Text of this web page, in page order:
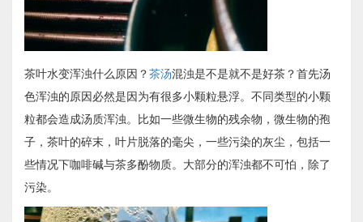
茶叶水变浑浊什么原因？茶汤混浊是不是就不是好茶？首先汤
色浑浊的原因必然是因为有很多小颗粒悬浮。不同类型的小颗
粒都会造成汤质浑浊。比如一些微生物的残余物，微生物的孢
子，茶叶的碎末，叶片脱落的毫尖，一些污染的灰尘，包括一
些情况下咖啡碱与茶多酚物质。大部分的浑浊都不可怕，除了
污染。